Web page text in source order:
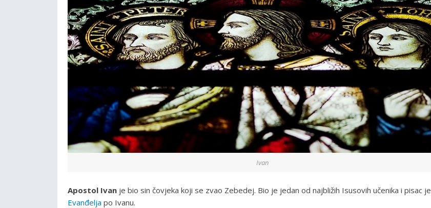
Ivan
Apostol Ivan je bio sin čovjeka koji se zvao Zebedej. Bio je jedan od najbližih Isusovih učenika i pisac je
Evanđelja po Ivanu.